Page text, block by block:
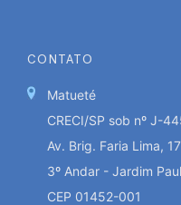
CONTATO
Matueté
CRECI/SP sob nº J-
Av. Brig. Faria Lima,
3º Andar - Jardim
CEP 01452-001